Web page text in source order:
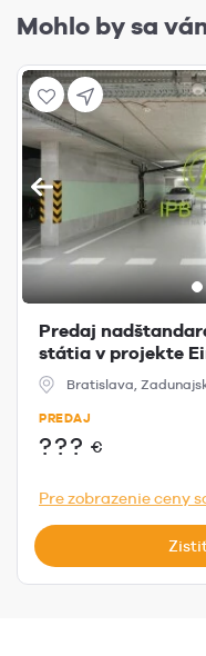
Mohlo by sa
Predaj
státia v projekte
Bratislava,
PREDAJ
??? €
Pre zobrazenie ceny